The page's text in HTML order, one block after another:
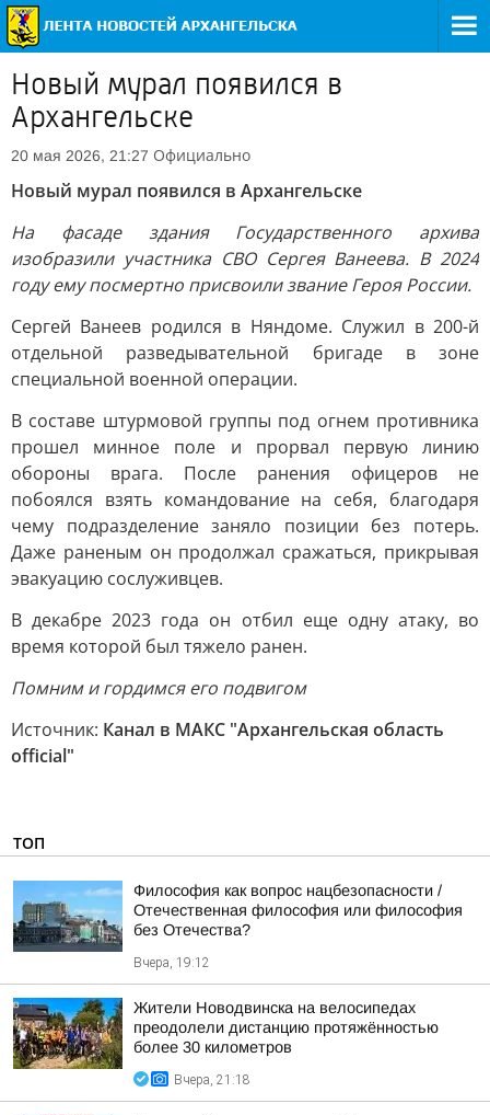
Новый мурал появился в
Архангельске
20 мая 2026, 21:27 Официально
Новый мурал появился в Архангельске
На фасаде здания Государственного архива
изобразили участника СВО Сергея Ванеева. В 2024
году ему посмертно присвоили звание Героя России.
Сергей Ванеев родился в Няндоме. Служил в 200-й
отдельной разведывательной бригаде в зоне
специальной военной операции.
В составе штурмовой группы под огнем противника
прошел минное поле и прорвал первую линию
обороны врага. После ранения офицеров не
побоялся взять командование на себя, благодаря
чему подразделение заняло позиции без потерь.
Даже раненым он продолжал сражаться, прикрывая
эвакуацию сослуживцев.
В декабре 2023 года он отбил еще одну атаку, во
время которой был тяжело ранен.
Помним и гордимся его подвигом
Источник: Канал в МАКС "Архангельская область
official"
ТОП
Философия как вопрос нацбезопасности /
Отечественная философия или философия
без Отечества?
Вчера, 19:12
Жители Новодвинска на велосипедах
преодолели дистанцию протяжённостью
более 30 километров
Вчера, 21:18